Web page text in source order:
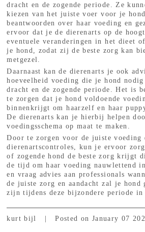
dracht en de zogende periode. Ze
kiezen van het juiste voer voor je
beantwoorden over haar voeding en
ervoor dat je de dierenarts op de
eventuele veranderingen in het dieet
je hond, zodat zij de beste zorg kan
metgezel.
Daarnaast kan de dierenarts je ook
hoeveelheid voeding die je hond
dracht en de zogende periode. Het is
te zorgen dat je hond voldoende
binnenkrijgt om haarzelf en haar
De dierenarts kan je hierbij helpen
voedingsschema op maat te maken.
Door te zorgen voor de juiste voeding
dierenartscontroles, kun je ervoor
of zogende hond de beste zorg krijgt
de tijd om haar voeding nauwlettend
en vraag advies aan professionals
de juiste zorg en aandacht zal je hond
zijn tijdens deze bijzondere periode in
kurt bijl Posted on January 07